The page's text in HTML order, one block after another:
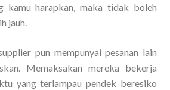
kamu harapkan, maka tidak boleh
jauh.
pun mempunyai pesanan lain
Memaksakan mereka bekerja
yang terlampau pendek beresiko